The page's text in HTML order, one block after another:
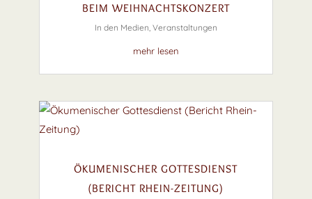
BEIM WEIHNACHTSKONZERT
In den Medien Veranstaltungen
mehr lesen
ÖKUMENISCHER GOTTESDIENST
(BERICHT RHEIN-ZEITUNG)